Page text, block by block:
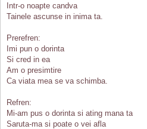
Intr-o noapte candva
Tainele ascunse in inima ta.
Prerefren:
Imi pun o dorinta
Si cred in ea
Am o presimtire
Ca viata mea se va schimba.
Refren:
Mi-am pus o dorinta si ating mana ta
Saruta-ma si poate o vei afla